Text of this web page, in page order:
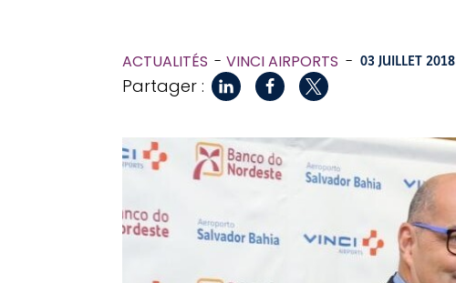
ACTUALITÉS VINCI AIRPORTS - 03 JUILLET 2018
Partager :